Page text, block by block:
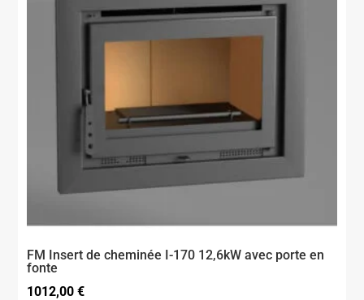
FM Insert de cheminée I-170 12,6kW avec porte en
fonte
1012,00€